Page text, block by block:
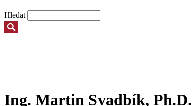
Hledat
Ing. Martin Svadbík, Ph.D.